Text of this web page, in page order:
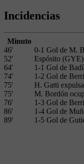
Incidencias
Minuto
46'
0-1 Gol de M.
52'
Espósito
64'
1-1 Gol de
74'
1-2 Gol de
75'
H. Gatti
75'
M. Bordón
76'
1-3 Gol de
86'
1-4 Gol de
89'
1-5 Gol de